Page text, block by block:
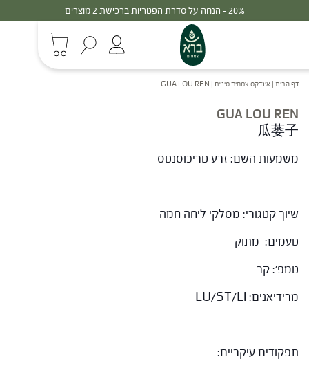
20% - הנחה על סדרת הפטריות ברכישת 2 מוצרים
דף הבית | אינדקס צמחים סיניים |
GUA LOU REN
GUA LOU REN
瓜蒌子
משמעות השם: זרע טריכוסנטס
שיוך קטגורי: מסלקי ליחה חמה
טעמים: מתוק
טמפ': קר
מרידיאנים: LU/ST/LI
תפקודים עיקריים: